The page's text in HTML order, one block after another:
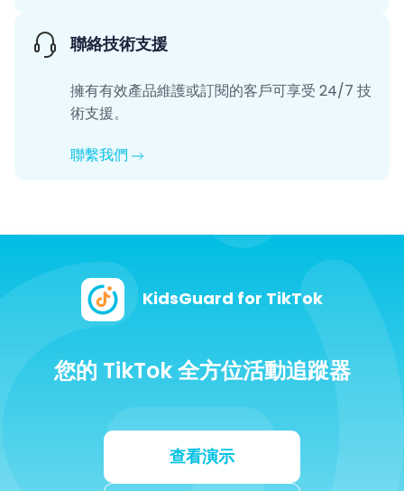
聯絡技術支援
擁有有效產品維護或訂閱的客戶可享受 24/7 技
術支援。
聯繫我們
KidsGuard for TikTok
您的 TikTok 全方位活動追蹤器
查看演示